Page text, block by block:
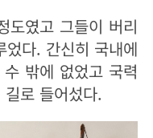
도였고 그들이 버리
다. 간신히 국내에
밖에 없었고 국력
로 들어섰다.